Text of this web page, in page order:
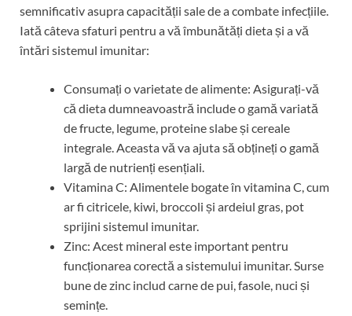
semnificativ asupra capacității sale de a combate infecțiile.
Iată câteva sfaturi pentru a vă îmbunătăți dieta și a vă
întări sistemul imunitar:
Consumați o varietate de alimente: Asigurați-vă
că dieta dumneavoastră include o gamă variată
de fructe, legume, proteine ​​slabe și cereale
integrale. Aceasta vă va ajuta să obțineți o gamă
largă de nutrienți esențiali.
Vitamina C: Alimentele bogate în vitamina C, cum
ar fi citricele, kiwi, broccoli și ardeiul gras, pot
sprijini sistemul imunitar.
Zinc: Acest mineral este important pentru
funcționarea corectă a sistemului imunitar. Surse
bune de zinc includ carne de pui, fasole, nuci și
semințe.